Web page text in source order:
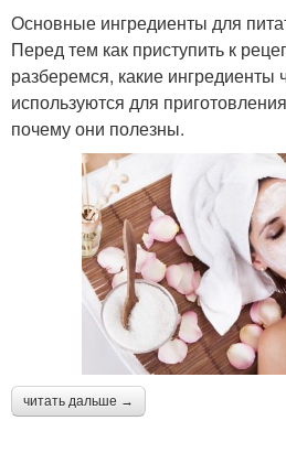
Основные ингредиенты для
Перед тем как приступить к
разберемся, какие ингредиенты
используются для
почему они полезны.
читать дальше →